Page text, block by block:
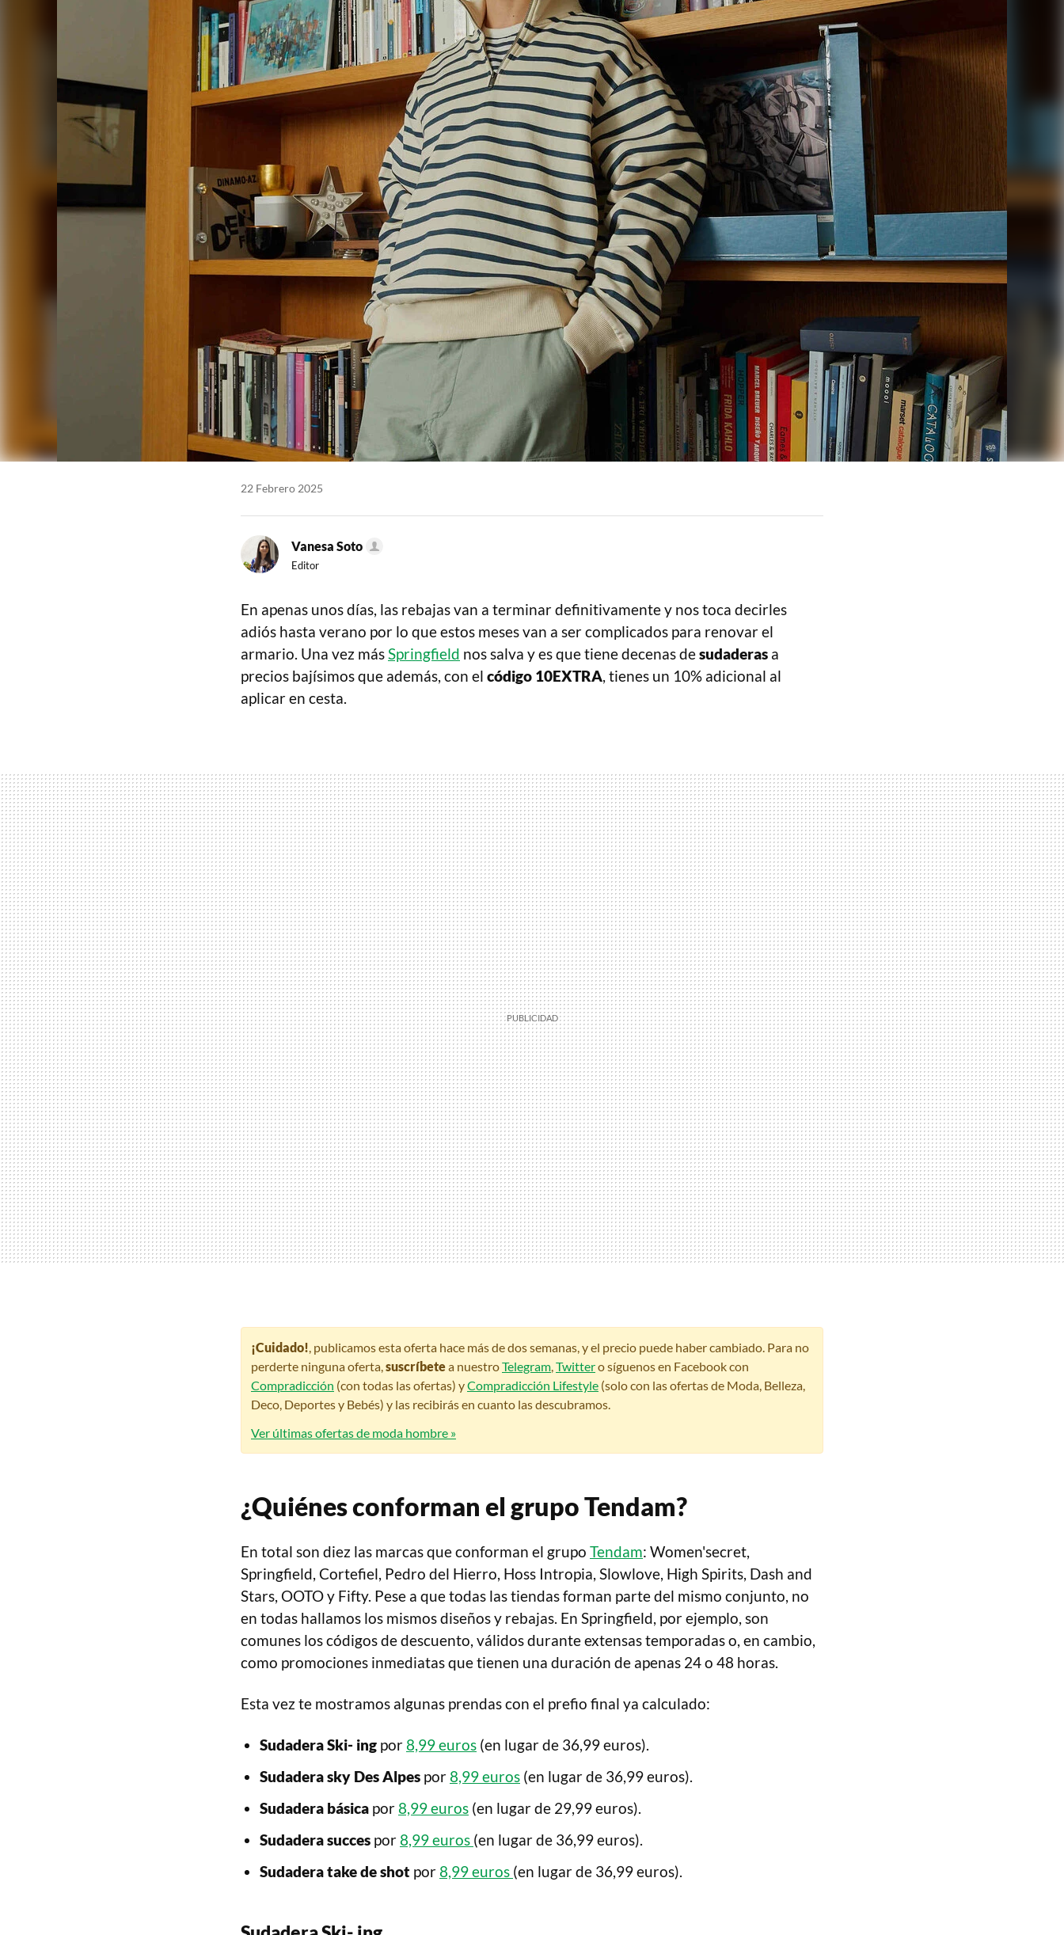
22 Febrero 2025
Vanesa Soto
Editor
En apenas unos días, las rebajas van a terminar definitivamente y nos toca decirles
adiós hasta verano por lo que estos meses van a ser complicados para renovar el
armario. Una vez másSpringfield nos salva y es que tiene decenas desudaderas a
precios bajísimos que además, con el código 10EXTRA, tienes un 10% adicional al
aplicar en cesta.
¡Cuidado!, publicamos esta oferta hace más de dos semanas, y el precio puede haber cambiado. Para no
perderte ninguna oferta,suscríbetea nuestroTelegram,Twittero síguenos en Facebook con
Compradicción (con todas las ofertas) yCompradicción Lifestyle (solo con las ofertas de Moda, Belleza,
Deco, Deportes y Bebés) y las recibirás en cuanto las descubramos.
Ver últimas ofertas de moda hombre »
¿Quiénes conforman el grupo Tendam?
En total son diez las marcas que conforman el grupo Tendam: Women'secret,
Springfield, Cortefiel, Pedro del Hierro, Hoss Intropia, Slowlove, High Spirits, Dash and
Stars, OOTO y Fifty. Pese a que todas las tiendas forman parte del mismo conjunto, no
en todas hallamos los mismos diseños y rebajas. En Springfield, por ejemplo, son
comunes los códigos de descuento, válidos durante extensas temporadas o, en cambio,
como promociones inmediatas que tienen una duración de apenas 24 o 48 horas.
Esta vez te mostramos algunas prendas con el prefio final ya calculado:
Sudadera Ski- ing por 8,99 euros (en lugar de 36,99 euros).
Sudadera sky Des Alpes por 8,99 euros (en lugar de 36,99 euros).
Sudadera básica por 8,99 euros (en lugar de 29,99 euros).
Sudadera succes por 8,99 euros (en lugar de 36,99 euros).
Sudadera take de shot por 8,99 euros (en lugar de 36,99 euros).